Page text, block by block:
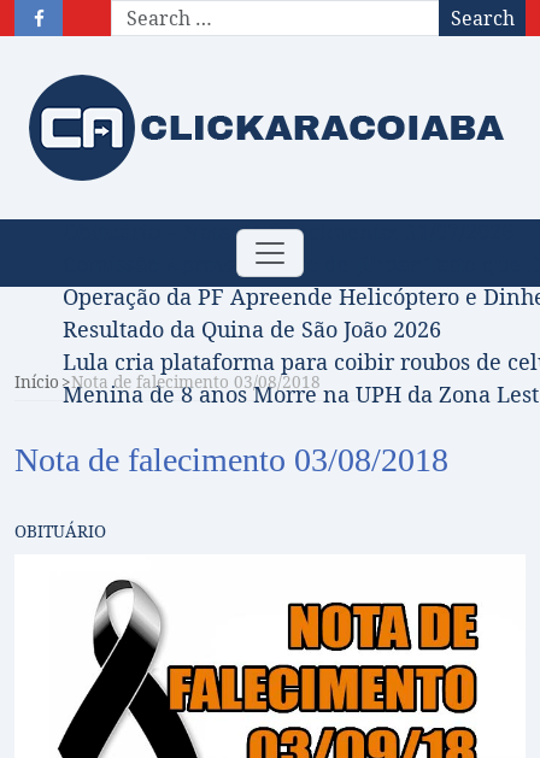
Search
Toggle
navigation
Obituário – Nota de falecimento: 31/07/2026
Comissão Aprova Projeto de Jilmar Tatto
Operação da PF Apreende Helicóptero e
Resultado da Quina de São João 2026
Lula cria plataforma para coibir roubos de
Menina de 8 anos Morre na UPH da Zona
Início Nota de falecimento 03/08/2018
Nota de falecimento 03/08/2018
OBITUÁRIO